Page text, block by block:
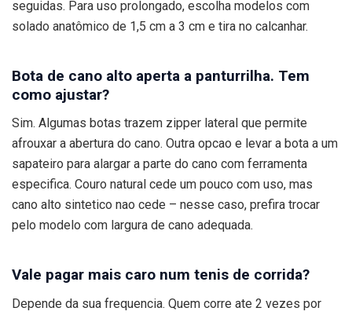
seguidas. Para uso prolongado, escolha modelos com
solado anatômico de 1,5 cm a 3 cm e tira no calcanhar.
Bota de cano alto aperta a panturrilha. Tem
como ajustar?
Sim. Algumas botas trazem zipper lateral que permite
afrouxar a abertura do cano. Outra opcao e levar a bota a um
sapateiro para alargar a parte do cano com ferramenta
especifica. Couro natural cede um pouco com uso, mas
cano alto sintetico nao cede – nesse caso, prefira trocar
pelo modelo com largura de cano adequada.
Vale pagar mais caro num tenis de corrida?
Depende da sua frequencia. Quem corre ate 2 vezes por